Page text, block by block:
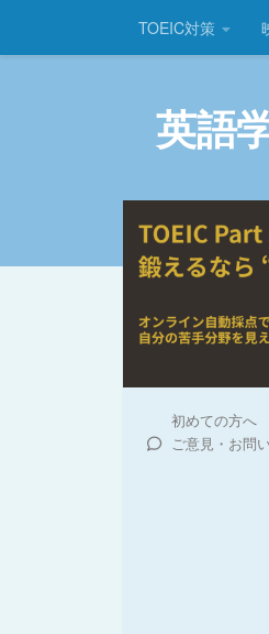
コンテンツへスキップ
TOEIC対策
英語
初めての方へ
ご意見・お問